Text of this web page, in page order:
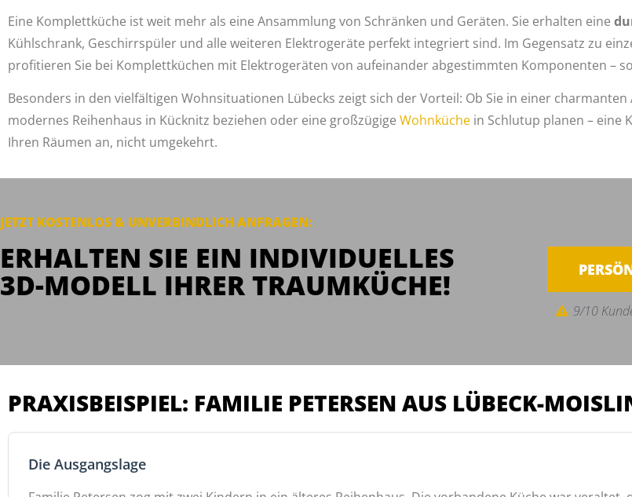
Eine Komplettküche ist weit mehr als eine Ansammlung von Schränken und Geräten. Sie erhalten eine
Kühlschrank, Geschirrspüler und alle weiteren Elektrogeräte perfekt integriert sind. Im Gegensatz zu
profitieren Sie bei Komplettküchen mit Elektrogeräten von aufeinander abgestimmten Komponenten –
Besonders in den vielfältigen Wohnsituationen Lübecks zeigt sich der Vorteil: Ob Sie in einer
modernes Reihenhaus in Kücknitz beziehen oder eine großzügige Wohnküche in Schlutup planen – eine
Ihren Räumen an, nicht umgekehrt.
JETZT KOSTENLOS & UNVERBINDLICH ANFRAGEN:
ERHALTEN SIE EIN INDIVIDUELLES
3D-MODELL IHRER TRAUMKÜCHE!
9/10
PRAXISBEISPIEL: FAMILIE PETERSEN AUS LÜBECK-
Die Ausgangslage